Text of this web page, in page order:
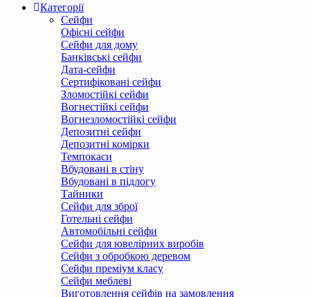
Категорії
Сейфи
Офісні сейфи
Сейфи для дому
Банківські сейфи
Дата-сейфи
Сертифіковані сейфи
Зломостійкі сейфи
Вогнестійкі сейфи
Вогнезломостійкі сейфи
Депозитні сейфи
Депозитні комірки
Темпокаси
Вбудовані в стіну
Вбудовані в підлогу
Тайники
Сейфи для зброї
Готельні сейфи
Автомобільні сейфи
Сейфи для ювелірних виробів
Сейфи з обробкою деревом
Сейфи преміум класу
Сейфи меблеві
Виготовлення сейфів на замовлення